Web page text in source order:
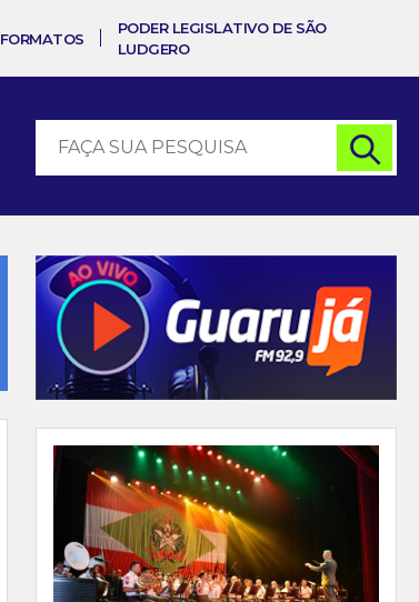
FORMATOS
PODER LEGISLATIVO DE SÃO
LUDGERO